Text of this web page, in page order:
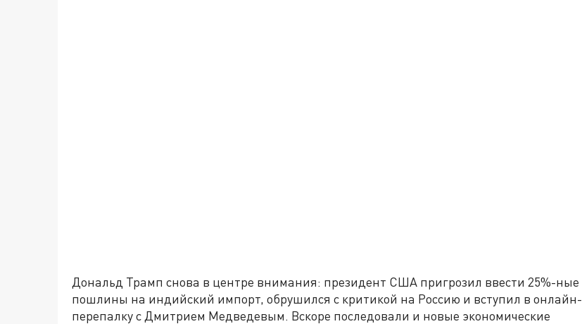
Дональд Трамп снова в центре внимания: президент США пригрозил ввести 25%-ные
пошлины на индийский импорт, обрушился с критикой на Россию и вступил в онлайн-
перепалку с Дмитрием Медведевым. Вскоре последовали и новые экономические